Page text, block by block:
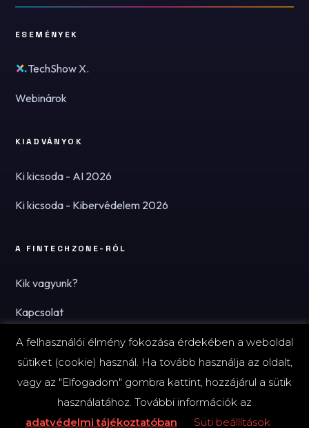
ESEMÉNYEK
TechShow X.
Webinárok
KIADVÁNYOK
Ki kicsoda - AI 2026
Ki kicsoda - Kibervédelem 2026
A FINTECHZONE-RÓL
Kik vagyunk?
Kapcsolat
Hírlevél
© 2026 FinTechZone.hu - A FinTech Group Kft.
A felhasználói élmény fokozása érdekében a weboldal
sütiket (cookie) használ. Ha tovább használja az oldalt,
vagy az "Elfogadom" gombra kattint, hozzájárul a sütik
használatához. További információk az
adatvédelmi tájékoztatóban
Süti beállítások